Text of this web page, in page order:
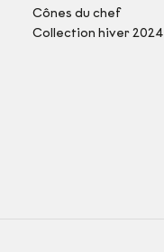
Cônes du chef
Collection hiver 2024